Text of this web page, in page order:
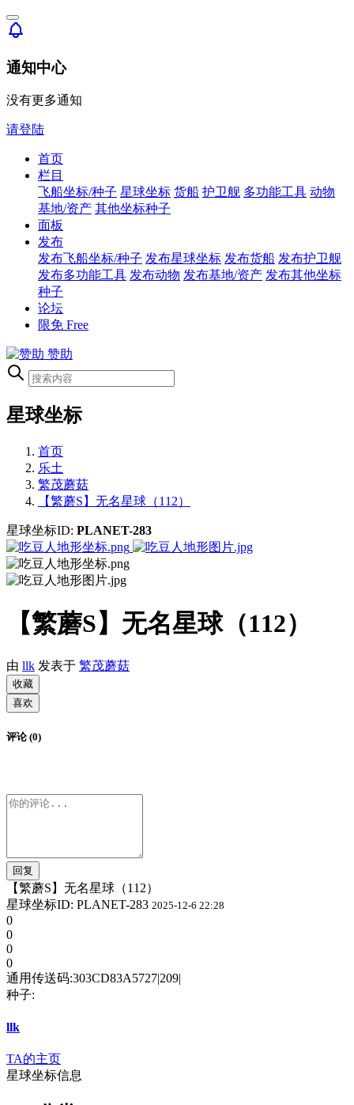
通知中心
没有更多通知
请登陆
首页
栏目
飞船坐标/种子 星球坐标 货船 护卫舰 多功能工具 动物
基地/资产 其他坐标种子
面板
发布
发布飞船坐标/种子 发布星球坐标 发布货船 发布护卫舰
发布多功能工具 发布动物 发布基地/资产 发布其他坐标
种子
论坛
限免 Free
赞助
星球坐标
首页
乐土
繁茂蘑菇
【繁蘑S】无名星球（112）
星球坐标ID: PLANET-283
【繁蘑S】无名星球（112）
由 llk 发表于 繁茂蘑菇
收藏
喜欢
评论 (0)
回复
【繁蘑S】无名星球（112）
星球坐标ID: PLANET-283 2025-12-6 22:28
0
0
0
0
通用传送码:303CD83A5727|209|
种子:
llk
TA的主页
星球坐标信息